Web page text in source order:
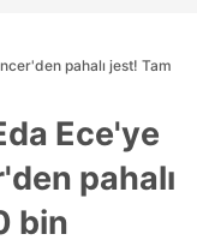
pahalı jest! Tam
Ece'ye
pahalı
bin